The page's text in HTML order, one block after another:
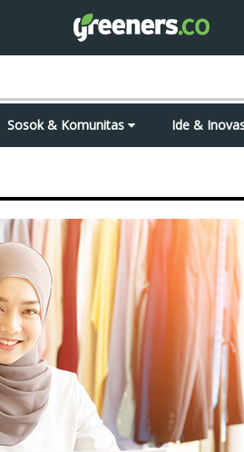
Sosok & Komunitas Ide &